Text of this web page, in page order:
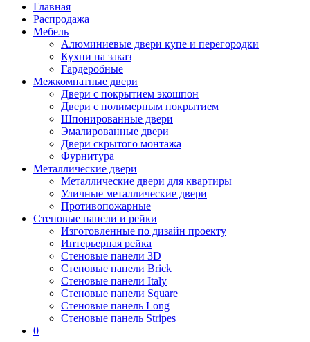
Главная
Распродажа
Мебель
Алюминиевые двери купе и перегородки
Кухни на заказ
Гардеробные
Межкомнатные двери
Двери с покрытием экошпон
Двери с полимерным покрытием
Шпонированные двери
Эмалированные двери
Двери скрытого монтажа
Фурнитура
Металлические двери
Металлические двери для квартиры
Уличные металлические двери
Противопожарные
Стеновые панели и рейки
Изготовленные по дизайн проекту
Интерьерная рейка
Стеновые панели 3D
Стеновые панели Brick
Стеновые панели Italy
Стеновые панели Square
Стеновые панель Long
Стеновые панель Stripes
0